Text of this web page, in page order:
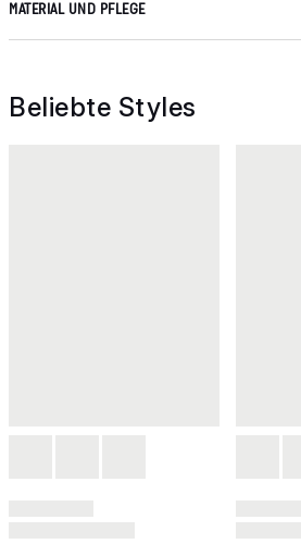
MATERIAL UND PFLEGE
Beliebte Styles